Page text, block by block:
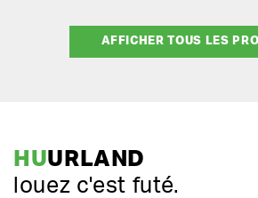
AFFICHER TOUS LES
HUURLAND
louez c'est futé.